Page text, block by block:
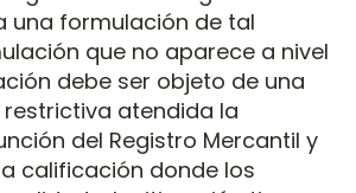
una formulación de tal
que no aparece a nivel
debe ser objeto de una
atendida la
del Registro Mercantil y
calificación donde los